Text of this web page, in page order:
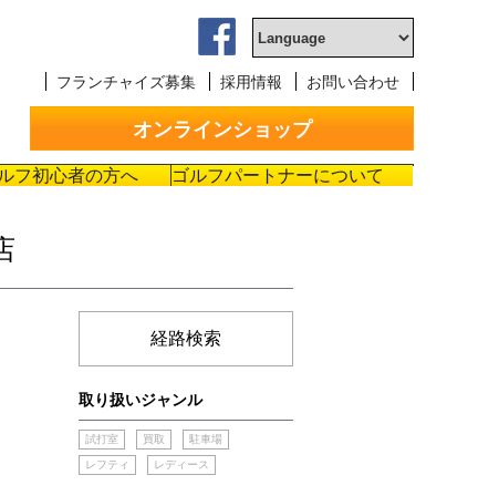
フランチャイズ募集
採用情報 お問い合わせ
オンラインショップ
フ初心者の方へ ゴルフパートナーについて
経路検索
取り扱いジャンル
試打室 買取 駐車場
レフティ レディース